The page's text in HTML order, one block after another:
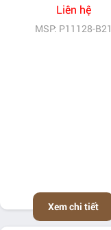
Liên hệ
MSP: P11128-B21
Xem chi tiết